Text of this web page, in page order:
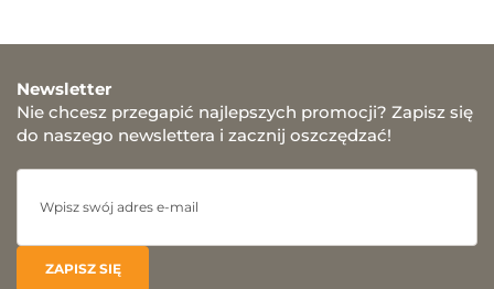
Newsletter
Nie chcesz przegapić najlepszych promocji? Zapisz się
do naszego newslettera i zacznij oszczędzać!